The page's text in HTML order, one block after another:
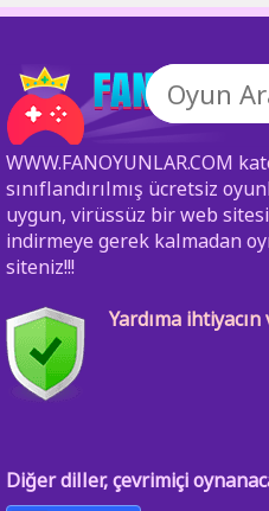
WWW.FANOYUNLAR.COM
sınıflandırılmış ücretsiz
uygun, virüssüz bir web
indirmeye gerek kalmadan
siteniz!!!
Yardıma ihtiyacın
Diğer diller, çevrimiçi